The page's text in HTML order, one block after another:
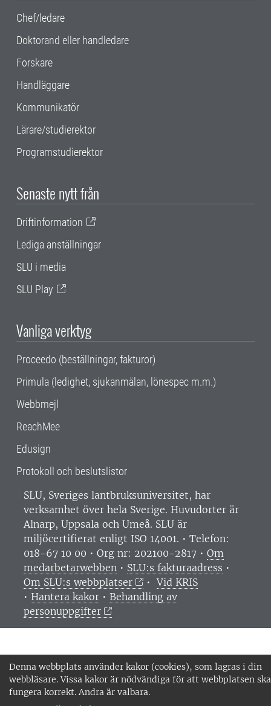
Denna webbplats använder kakor (cookies), som lagras i din
webbläsare. Vissa kakor är nödvändiga för att webbplatsen ska
fungera korrekt. Andra är valbara.
Chef/ledare
Doktorand eller handledare
Forskare
Handläggare
Kommunikatör
Lärare/studierektor
Programstudierektor
Senaste nytt från
Driftinformation
Lediga anställningar
SLU i media
SLU Play
Vanliga verktyg
Proceedo (beställningar, fakturor)
Primula (ledighet, sjukanmälan, lönespec m.m.)
Webbmejl
ReachMee
Edusign
Protokoll och beslutslistor
SLU, Sveriges lantbruksuniversitet, har
verksamhet över hela Sverige. Huvudorter är
Alnarp, Uppsala och Umeå. SLU är
miljöcertifierat enligt ISO 14001. • Telefon:
018-67 10 00 • Org nr: 202100-2817 • Om
medarbetarwebben • SLU:s fakturaadress •
Om SLU:s webbplatser
•Vid KRIS
• Hantera kakor • Behandling av
personuppgifter